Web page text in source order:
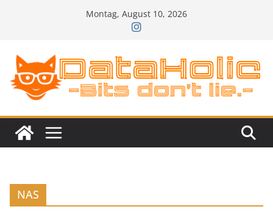
Montag, August 10, 2026
NAS